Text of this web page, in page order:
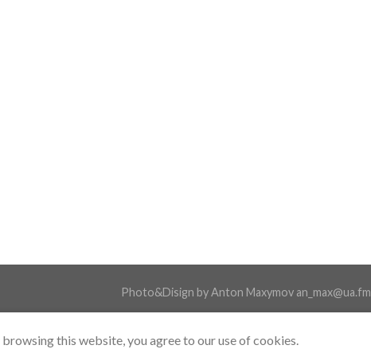
Photo&Disign by Anton Maxymov an_max@ua.fm
this website, you agree to our use of cookies.